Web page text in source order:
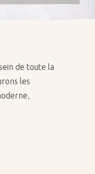
de toute la
les